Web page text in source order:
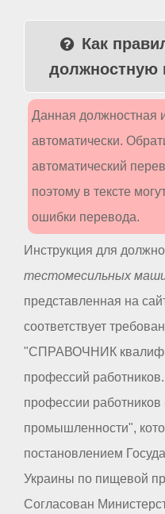
Как
должностную
Данная должностная
автоматически.
автоматический
поэтому в тексте
ошибки перевода.
Инструкция для
тестомесильных
представленная на
соответствует
"СПРАВОЧНИК
профессий
профессии
промышленности",
постановлением
Украины по пищевой
Согласован